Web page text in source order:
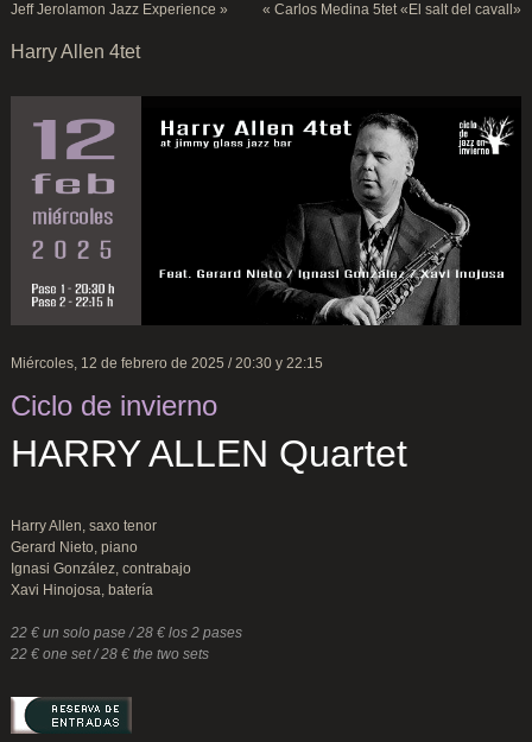
Jeff Jerolamon Jazz Experience » « Carlos Medina 5tet «El salt del cavall»
Harry Allen 4tet
Miércoles, 12 de febrero de 2025 / 20:30 y 22:15
Ciclo de invierno
HARRY ALLEN Quartet
Harry Allen, saxo tenor
Gerard Nieto, piano
Ignasi González, contrabajo
Xavi Hinojosa, batería
22 € un solo pase / 28 € los 2 pases
22 € one set / 28 € the two sets